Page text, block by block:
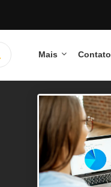
Mais Contato